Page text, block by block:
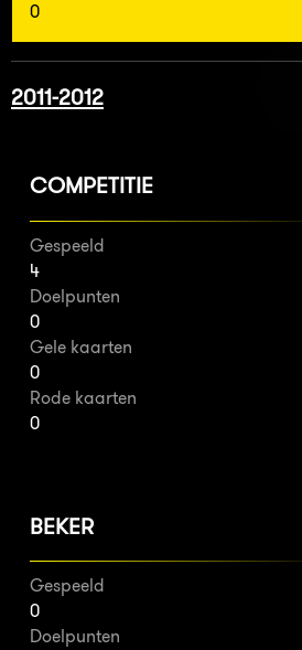
0
2011-2012
COMPETITIE
Gespeeld
4
Doelpunten
0
Gele kaarten
0
Rode kaarten
0
BEKER
Gespeeld
0
Doelpunten